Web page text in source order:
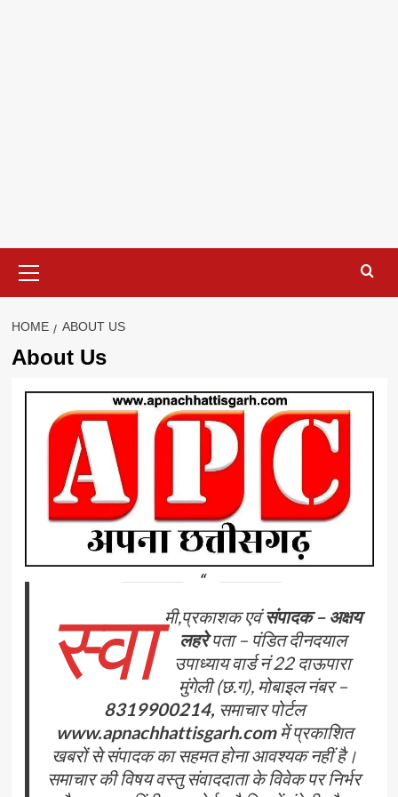
Menu
HOME ABOUT US
About Us
स्वा मी,प्रकाशक एवंसंपादक – अक्षय
लहरेपता – पंडित दीनदयाल
उपाध्याय वार्ड नं 22 दाऊपारा
मुंगेली (छ.ग), मोबाइल नंबर –
8319900214, समाचार पोर्टल
www.apnachhattisgarh.comमें प्रकाशित
खबरों से संपादक का सहमत होना आवश्यक नहीं है।
समाचार की विषय वस्तु संवाददाता के विवेक पर निर्भर